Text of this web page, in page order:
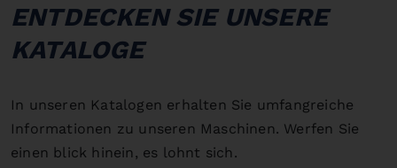
ENTDECKEN SIE UNSERE
KATALOGE
In unseren Katalogen erhalten Sie umfangreiche
Informationen zu unseren Maschinen. Werfen Sie
einen blick hinein, es lohnt sich.